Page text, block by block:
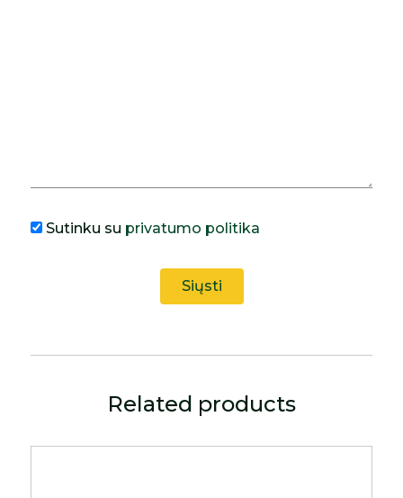
Sutinku su privatumo politika
Related products